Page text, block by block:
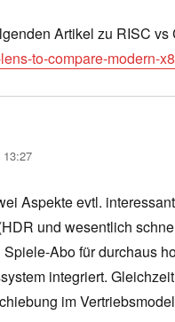
Artikel zu RISC vs
to-compare-modern-
13:27
Aspekte evtl.
und wesentlich
Abo für durchaus
integriert.
im